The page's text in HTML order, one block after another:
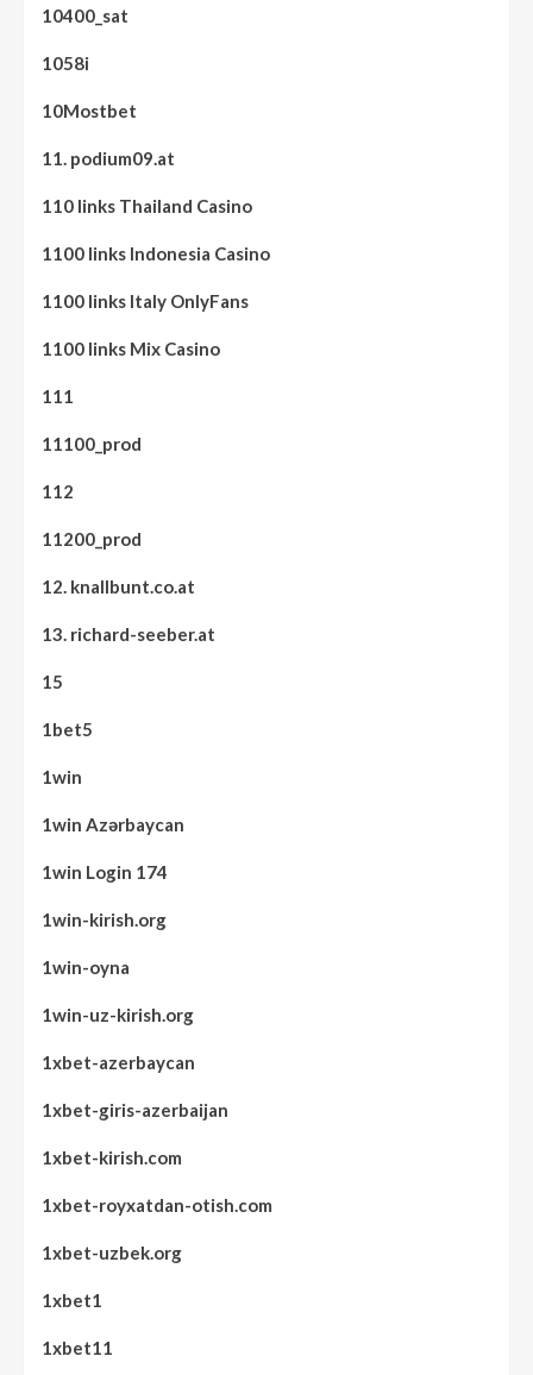
10400_sat
1058i
10Mostbet
11. podium09.at
110 links Thailand Casino
1100 links Indonesia Casino
1100 links Italy OnlyFans
1100 links Mix Casino
111
11100_prod
112
11200_prod
12. knallbunt.co.at
13. richard-seeber.at
15
1bet5
1win
1win Azərbaycan
1win Login 174
1win-kirish.org
1win-oyna
1win-uz-kirish.org
1xbet-azerbaycan
1xbet-giris-azerbaijan
1xbet-kirish.com
1xbet-royxatdan-otish.com
1xbet-uzbek.org
1xbet1
1xbet11